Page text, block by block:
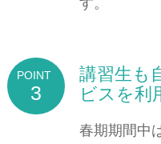
す。
3
講習生も
ビスを利
春期期間中